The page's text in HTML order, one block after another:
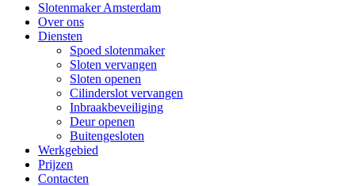
Slotenmaker Amsterdam
Over ons
Diensten
Spoed slotenmaker
Sloten vervangen
Sloten openen
Cilinderslot vervangen
Inbraakbeveiliging
Deur openen
Buitengesloten
Werkgebied
Prijzen
Contacten